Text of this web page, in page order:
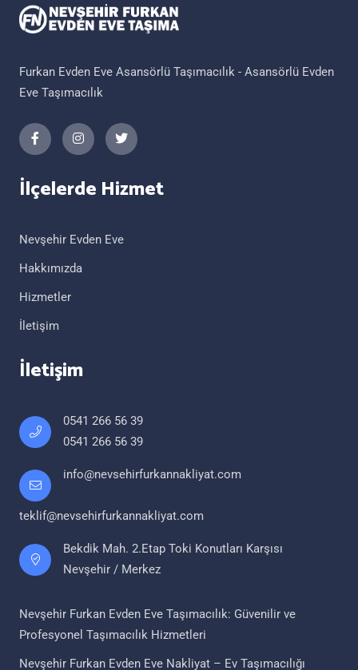
Furkan Evden Eve Asansörlü Taşımacılık - Asansörlü Evden
Eve Taşımacılık
İlçelerde Hizmet
Nevşehir Evden Eve
Hakkımızda
Hizmetler
İletişim
İletişim
0541 266 56 39
0541 266 56 39
info@nevsehirfurkannakliyat.com
teklif@nevsehirfurkannakliyat.com
Bekdik Mah. 2.Etap Toki Konutları Karşısı
Nevşehir / Merkez
Nevşehir Furkan Evden Eve Taşımacılık: Güvenilir ve
Profesyonel Taşımacılık Hizmetleri
Nevşehir Furkan Evden Eve Nakliyat – Ev Taşımacılığı